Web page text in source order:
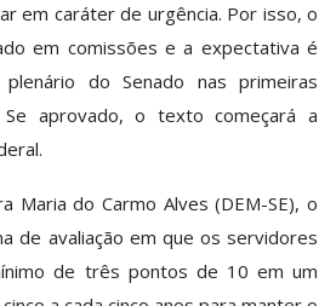
em caráter de urgência. Por isso, o
em comissões e a expectativa é
do Senado nas primeiras
aprovado, o texto começará a
Maria do Carmo Alves (DEM-SE), o
de avaliação em que os servidores
de três pontos de 10 em um